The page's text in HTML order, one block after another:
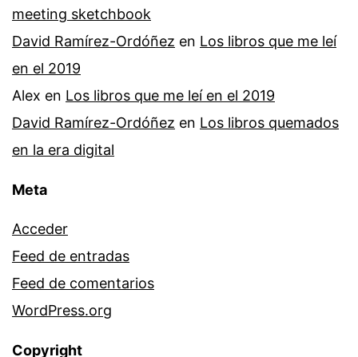
meeting sketchbook
David Ramírez-Ordóñez en Los libros que me leí
en el 2019
Alex en Los libros que me leí en el 2019
David Ramírez-Ordóñez en Los libros quemados
en la era digital
Meta
Acceder
Feed de entradas
Feed de comentarios
WordPress.org
Copyright